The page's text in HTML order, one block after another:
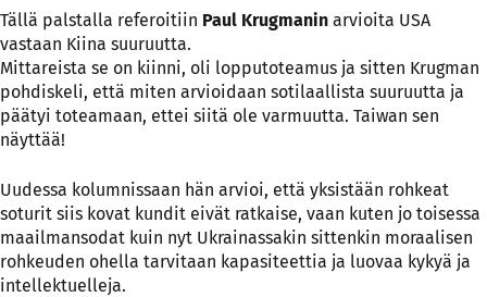
Tällä palstalla referoitiin Paul Krugmanin arvioita USA
vastaan Kiina suuruutta.
Mittareista se on kiinni, oli lopputoteamus ja sitten Krugman
pohdiskeli, että miten arvioidaan sotilaallista suuruutta ja
päätyi toteamaan, ettei siitä ole varmuutta. Taiwan sen
näyttää!
Uudessa kolumnissaan hän arvioi, että yksistään rohkeat
soturit siis kovat kundit eivät ratkaise, vaan kuten jo toisessa
maailmansodat kuin nyt Ukrainassakin sittenkin moraalisen
rohkeuden ohella tarvitaan kapasiteettia ja luovaa kykyä ja
intellektuelleja.